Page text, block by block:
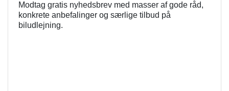
Modtag gratis nyhedsbrev med masser af gode råd,
konkrete anbefalinger og særlige tilbud på
biludlejning.